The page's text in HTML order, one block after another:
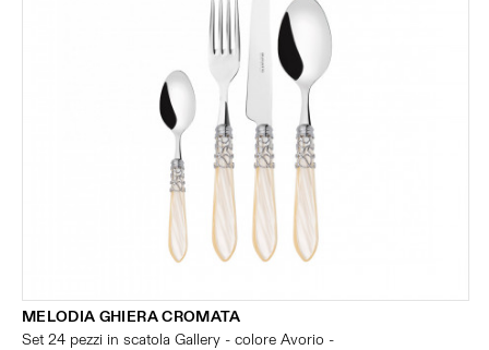
MELODIA GHIERA CROMATA
Set 24 pezzi in scatola Gallery - colore Avorio -